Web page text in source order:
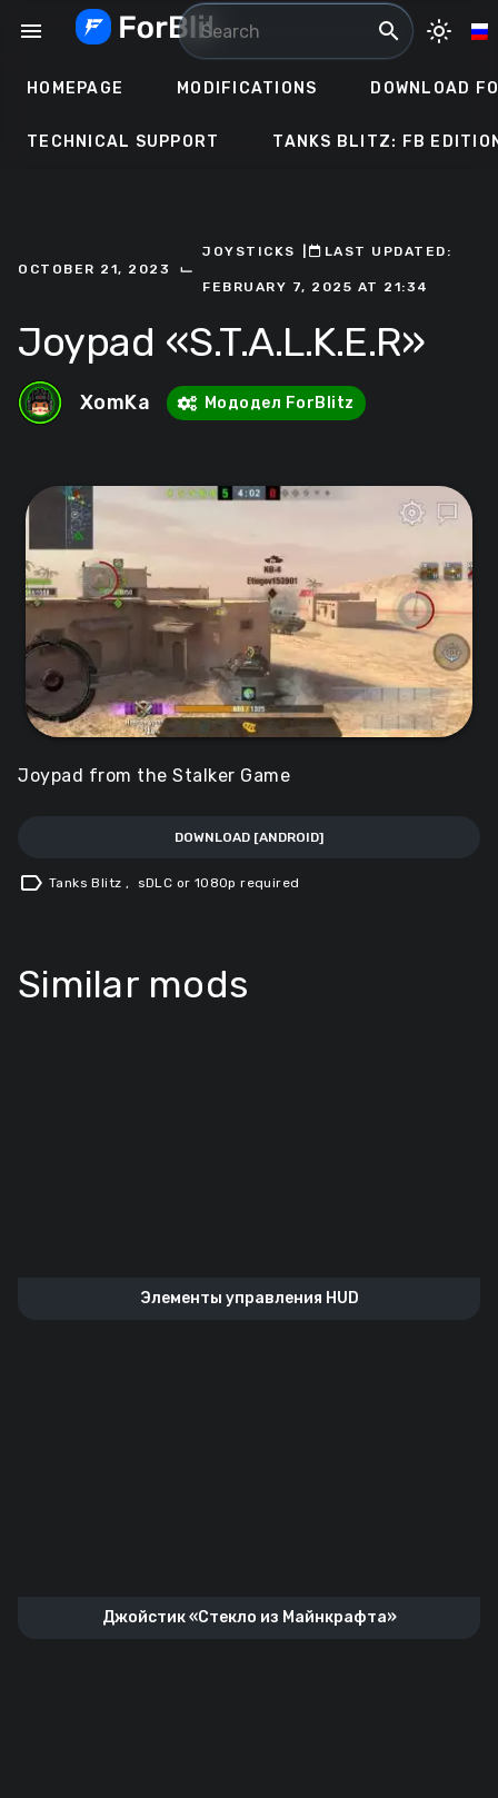
menu search light_mode
HOMEPAGE MODIFICATIONS DOWNLOAD
TECHNICAL SUPPORT TANKS BLITZ: FB
OCTOBER 21, 2023 ⌙
JOYSTICKS ㅤLAST UPDATED:
FEBRUARY 7, 2025 AT 21:34
Joypad «S.T.A.L.K.E.R»
XomKa Мододел ForBlitz
Joypad from the Stalker Game
DOWNLOAD [ANDROID]
label Tanks Blitz , sDLC or 1080p required
Similar mods
Элементы управления HUD
Джойстик «Стекло из Майнкрафта»